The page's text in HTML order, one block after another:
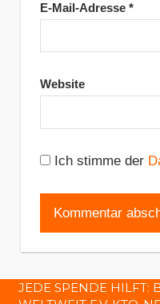
E-Mail-Adresse *
Website
Ich stimme der
JEDE SPENDE HILFT: